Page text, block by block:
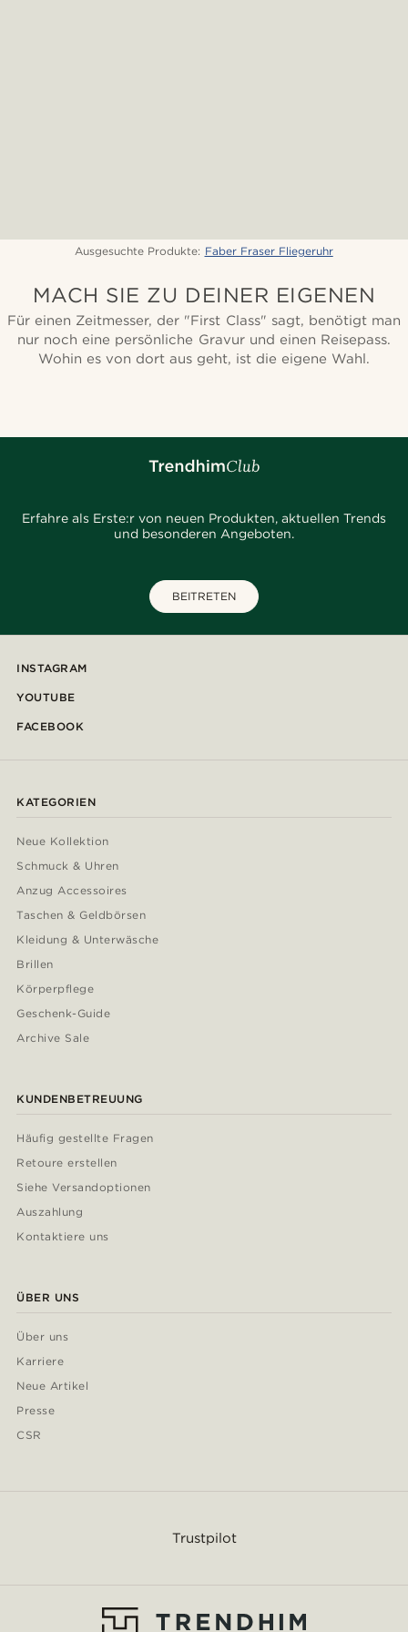
Ausgesuchte Produkte: Faber Fraser Fliegeruhr
MACH SIE ZU DEINER EIGENEN
Für einen Zeitmesser, der "First Class" sagt, benötigt man
nur noch eine persönliche Gravur und einen Reisepass.
Wohin es von dort aus geht, ist die eigene Wahl.
Erfahre als Erste:r von neuen Produkten, aktuellen Trends
und besonderen Angeboten.
BEITRETEN
INSTAGRAM
YOUTUBE
FACEBOOK
KATEGORIEN
Neue Kollektion
Schmuck & Uhren
Anzug Accessoires
Taschen & Geldbörsen
Kleidung & Unterwäsche
Brillen
Körperpflege
Geschenk-Guide
Archive Sale
KUNDENBETREUUNG
Häufig gestellte Fragen
Retoure erstellen
Siehe Versandoptionen
Auszahlung
Kontaktiere uns
ÜBER UNS
Über uns
Karriere
Neue Artikel
Presse
CSR
Trustpilot